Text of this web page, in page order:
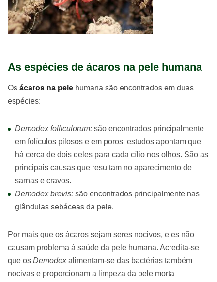
As espécies de ácaros na pele humana
Os ácaros na pele humana são encontrados em duas
espécies:
Demodex folliculorum: são encontrados principalmente
em folículos pilosos e em poros; estudos apontam que
há cerca de dois deles para cada cílio nos olhos. São as
principais causas que resultam no aparecimento de
sarnas e cravos.
Demodex brevis: são encontrados principalmente nas
glândulas sebáceas da pele.
Por mais que os ácaros sejam seres nocivos, eles não
causam problema à saúde da pele humana. Acredita-se
que os Demodexalimentam-se das bactérias também
nocivas e proporcionam a limpeza da pele morta